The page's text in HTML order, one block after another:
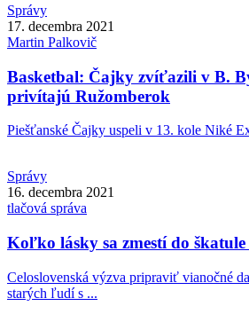
Správy
17. decembra 2021
Martin Palkovič
Basketbal: Čajky zvíťazili v B.
privítajú Ružomberok
Piešťanské Čajky uspeli v 13. kole Niké
Správy
16. decembra 2021
tlačová správa
Koľko lásky sa zmestí do
Celoslovenská výzva pripraviť vianočné
starých ľudí s ...